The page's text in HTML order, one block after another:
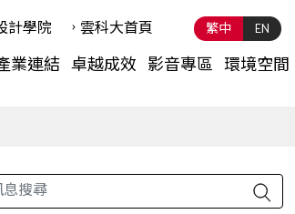
繁中 EN
業連結 卓越成效 影音專區 環境空間
計學院 雲科⼤首頁